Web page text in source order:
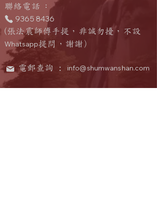
​聯絡電話 ：
9365 8436
(張法震師傅手提，非誠勿擾，不設
Whatsapp提問 ， 謝謝）
電郵查詢 : info@shumwanshan.com